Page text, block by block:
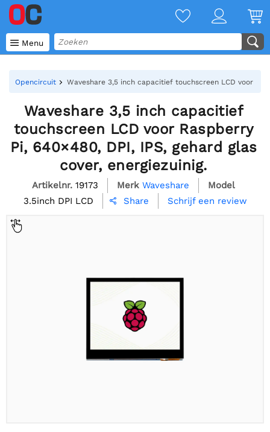
 Menu
Opencircuit Waveshare 3,5 inch capacitief touchscreen LCD voor
Waveshare 3,5 inch capacitief
touchscreen LCD voor Raspberry
Pi, 640×480, DPI, IPS, gehard glas
cover, energiezuinig.
Artikelnr. 19173 Merk Waveshare
Model
3.5inch DPI LCD
 Share Schrijf een review